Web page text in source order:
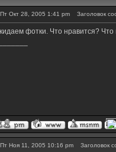
Окт 28, 2005 1:41 pm Заголовок
фотки. Что нравится? Что
Ноя 11, 2005 10:16 pm Заголовок